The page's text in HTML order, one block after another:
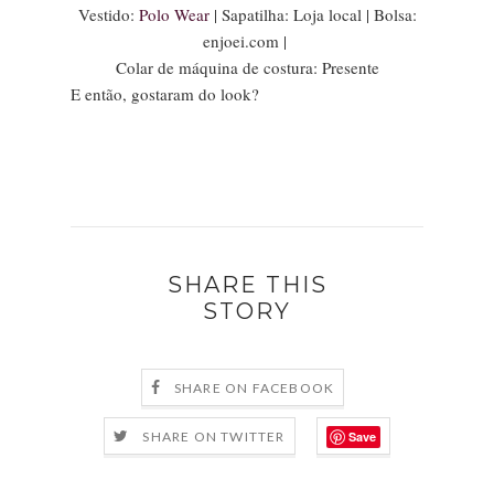
Vestido: Polo Wear| Sapatilha: Loja local | Bolsa:
enjoei.com |
Colar de máquina de costura: Presente
E então, gostaram do look?
SHARE THIS
STORY
SHARE ON FACEBOOK
SHARE ON TWITTER Save